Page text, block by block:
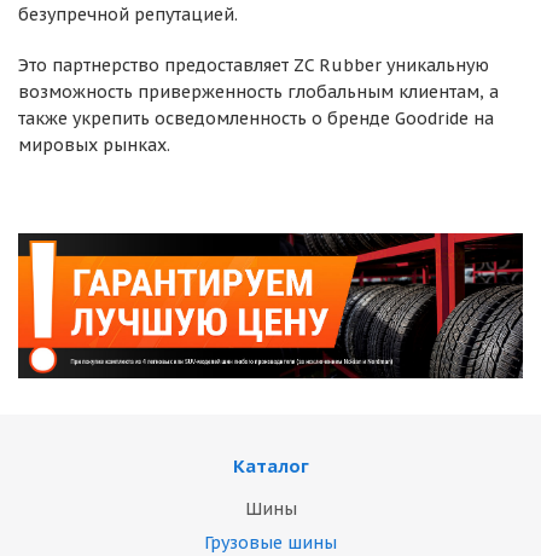
безупречной репутацией.
Это партнерство предоставляет ZC Rubber уникальную
возможность приверженность глобальным клиентам, а
также укрепить осведомленность о бренде Goodride на
мировых рынках.
Каталог
Шины
Грузовые шины